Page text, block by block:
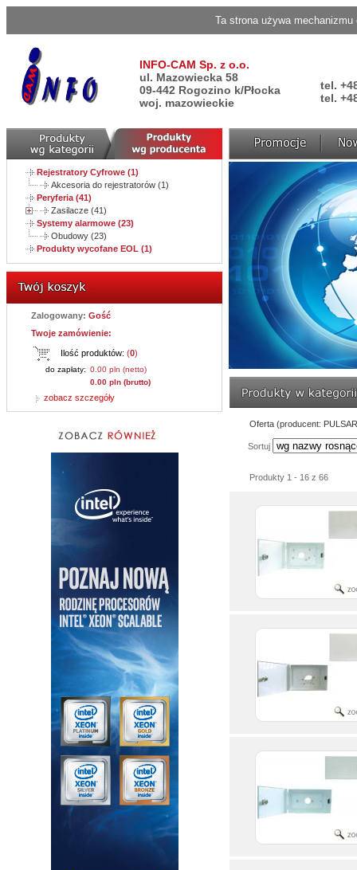
Ta strona używa
INFO-CAM Sp. z o.o.
ul. Mazowiecka 58
09-442 Rogozino k/Płocka
woj. mazowieckie
tel.
tel.
Rejestratory Cyfrowe (1)
Akcesoria do rejestratorów (1)
Peryferia (41)
Zasilacze (41)
Systemy alarmowe (23)
Obudowy (23)
Produkty wycofane EOL (1)
Zalogowany: Gość
Twoje zamówienie:
Ilość produktów: (0)
do zapłaty: 0.00 pln (netto)
0.00 pln (brutto)
zobacz szczegóły
Oferta (producent:
Sortuj
Produkty 1 - 16 z 66